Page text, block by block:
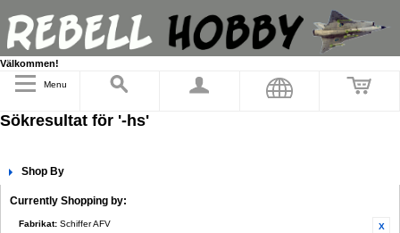
Välkommen!
Menu
Sökresultat för '-hs'
Shop By
Currently Shopping by:
Fabrikat: Schiffer AFV